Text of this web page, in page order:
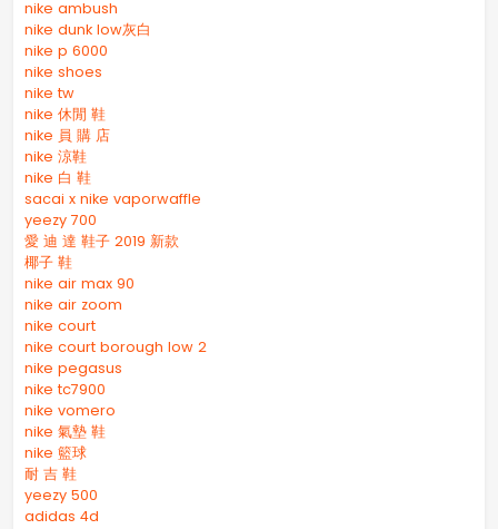
nike ambush
nike dunk low灰白
nike p 6000
nike shoes
nike tw
nike 休閒 鞋
nike 員 購 店
nike 涼鞋
nike 白 鞋
sacai x nike vaporwaffle
yeezy 700
愛 迪 達 鞋子 2019 新款
椰子 鞋
nike air max 90
nike air zoom
nike court
nike court borough low 2
nike pegasus
nike tc7900
nike vomero
nike 氣墊 鞋
nike 籃球
耐 吉 鞋
yeezy 500
adidas 4d